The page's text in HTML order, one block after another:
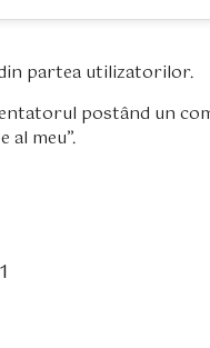
partea utilizatorilor.
postând un
al meu”.